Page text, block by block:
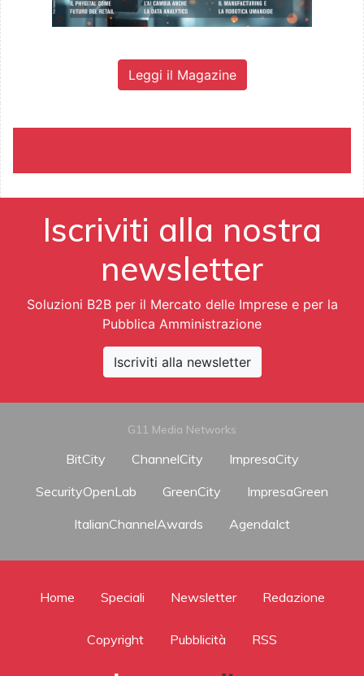
Leggi il Magazine
Iscriviti alla nostra
newsletter
Soluzioni B2B per il Mercato delle Imprese e per la
Pubblica Amministrazione
Iscriviti alla newsletter
G11 Media Networks
BitCity ChannelCity
ImpresaCity
SecurityOpenLab
GreenCity
ImpresaGreen
ItalianChannelAwards
AgendaIct
Home Speciali Newsletter Redazione
Copyright Pubblicità RSS